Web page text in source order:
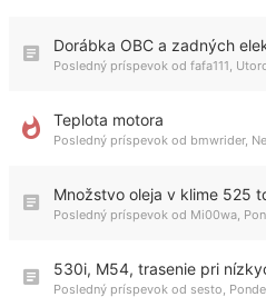
Dorábka OBC a zadných
Posledný príspevok od fafa111
Teplota motora
Posledný príspevok od bmwrider,
Množstvo oleja v klime 525
Posledný príspevok od Mi00wa
530i, M54, trasenie pri
Posledný príspevok od sesto